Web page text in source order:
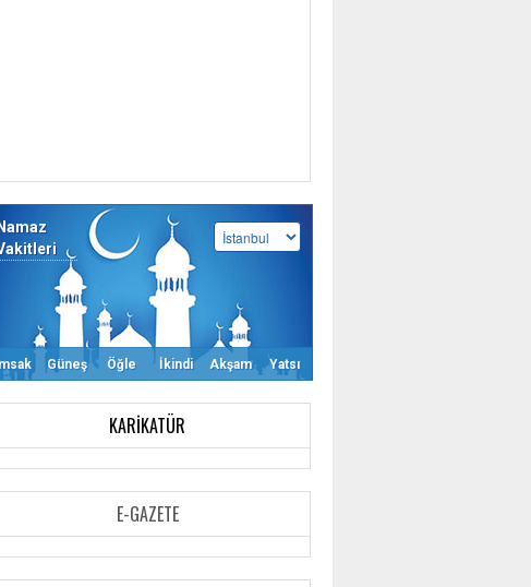
Namaz
Güneş Öğle İkindi Akşam Yatsı
KARIKATÜR
E-GAZETE